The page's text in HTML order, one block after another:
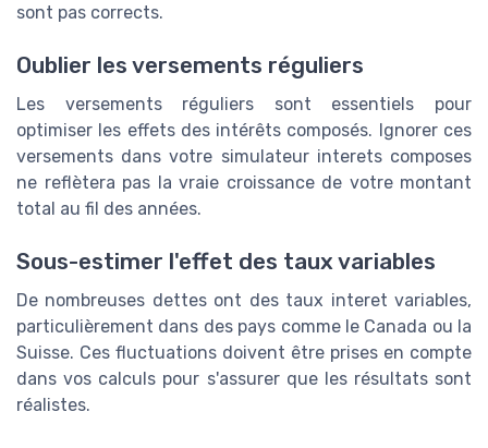
sont pas corrects.
Oublier les versements réguliers
Les versements réguliers sont essentiels pour
optimiser les effets des intérêts composés. Ignorer ces
versements dans votre simulateur interets composes
ne reflètera pas la vraie croissance de votre montant
total au fil des années.
Sous-estimer l'effet des taux variables
De nombreuses dettes ont des taux interet variables,
particulièrement dans des pays comme le Canada ou la
Suisse. Ces fluctuations doivent être prises en compte
dans vos calculs pour s'assurer que les résultats sont
réalistes.